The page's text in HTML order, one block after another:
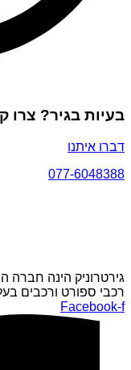
בעיות בגיר? צרו
דברו איתנו
077-6048388
גירטרוניק הינה חברה
רכבי ספורט ורכבים
Facebook-f